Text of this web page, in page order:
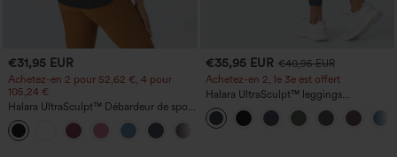
€31,95 EUR
Achetez-en 2 pour 52,62 €, 4 pour
105,24 €
Halara UltraSculpt™ Débardeur de sport
à col rond et ourlet arrondi
€35,95 EUR €40,95 EUR
Achetez-en 2, le 3e est offert
Halara UltraSculpt™ leggings
d'entraînement taille haute — fronces
liftantes pour le fessier, maintien gainant
du ventre et poche